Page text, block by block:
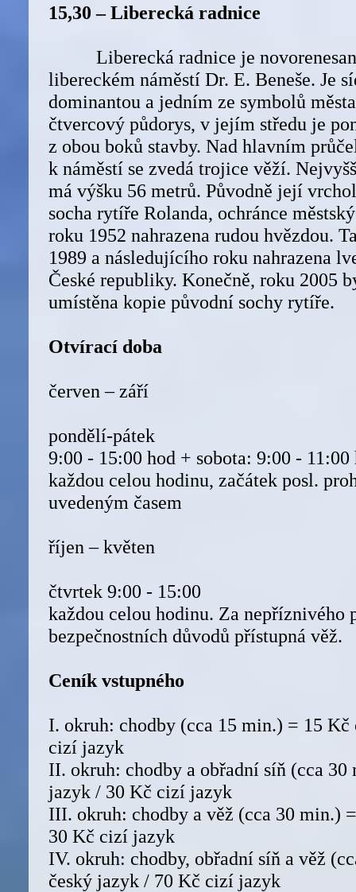
15,30 – Liberecká radnice
Liberecká radnice je
libereckém náměstí Dr. E. Beneše. Je
dominantou a jedním ze symbolů
čtvercový půdorys, v jejím středu je
z obou boků stavby. Nad hlavním
k náměstí se zvedá trojice věží.
má výšku 56 metrů. Původně její
socha rytíře Rolanda, ochránce
roku 1952 nahrazena rudou hvězdou.
1989 a následujícího roku nahrazena
České republiky. Konečně, roku 2005
umístěna kopie původní sochy rytíře.
Otvírací doba
červen – září
pondělí-pátek
9:00 - 15:00 hod + sobota: 9:00 - 11:00
každou celou hodinu, začátek posl.
uvedeným časem
říjen – květen
čtvrtek 9:00 - 15:00
každou celou hodinu. Za nepříznivého
bezpečnostních důvodů přístupná věž.
Ceník vstupného
I. okruh: chodby (cca 15 min.) = 15
cizí jazyk
II. okruh: chodby a obřadní síň (cca
jazyk / 30 Kč cizí jazyk
III. okruh: chodby a věž (cca 30 min.)
30 Kč cizí jazyk
IV. okruh: chodby, obřadní síň a věž
český jazyk / 70 Kč cizí jazyk